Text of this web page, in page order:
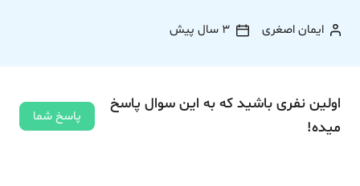
ایمان اصغری 3 سال پیش
اولین نفری باشید که به این سوال پاسخ
میده!
پاسخ شما